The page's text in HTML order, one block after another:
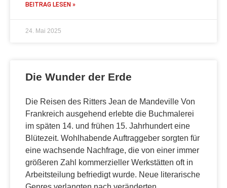
BEITRAG LESEN »
24. Mai 2025
Die Wunder der Erde
Die Reisen des Ritters Jean de Mandeville Von
Frankreich ausgehend erlebte die Buchmalerei
im späten 14. und frühen 15. Jahrhundert eine
Blütezeit. Wohlhabende Auftraggeber sorgten für
eine wachsende Nachfrage, die von einer immer
größeren Zahl kommerzieller Werkstätten oft in
Arbeitsteilung befriedigt wurde. Neue literarische